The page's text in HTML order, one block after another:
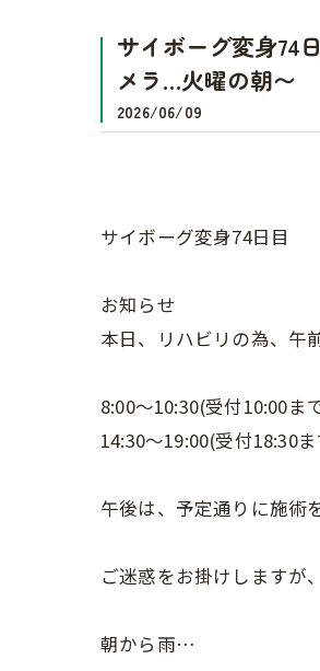
サイボーグ変身74
メラ…火曜の朝〜
2026/06/09
サイボーグ変身74日目
お知らせ
本日、リハビリの為、午
8:00〜10:30(受付10:00ま
14:30〜19:00(受付18:30
午後は、予定通りに施術
ご迷惑をお掛けしますが
朝から雨…